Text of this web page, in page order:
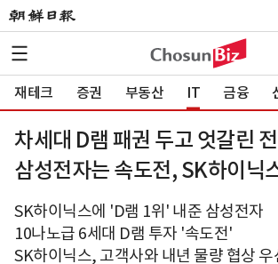
재테크 증권 부동산 IT 금융
차세대 D램 패권 두고 엇갈린
삼성전자는 속도전, SK하이닉
SK하이닉스에 'D램 1위' 내준 삼성전자
10나노급 6세대 D램 투자 '속도전'
SK하이닉스, 고객사와 내년 물량 협상 우